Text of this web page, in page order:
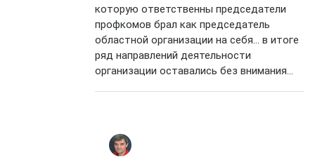
которую ответственны председатели
профкомов брал как председатель
областной организации на себя... в итоге
ряд направлений деятельности
организации оставались без внимания...